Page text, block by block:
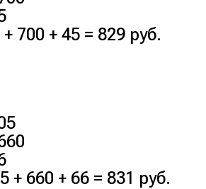
700 + 45 = 829 руб.
+ 660 + 66 = 831 руб.